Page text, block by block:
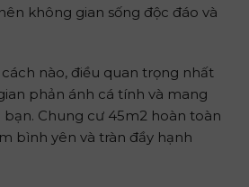
không gian sống độc đáo và
nào, điều quan trọng nhất
phản ánh cá tính và mang
Chung cư 45m2 hoàn toàn
bình yên và tràn đầy hạnh